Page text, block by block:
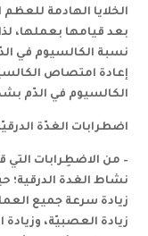
الخلايا الهادمة للعظم
بعد قيامها بعملها،
نسبة الكالسيوم في
إعادة امتصاص
الكالسيوم في الدّم
اضطرابات الغدّة
– من الاضطِرابات
نشاط الغدة الدرقية؛
زيادة سرعة جميع
زيادة العصبيّة،